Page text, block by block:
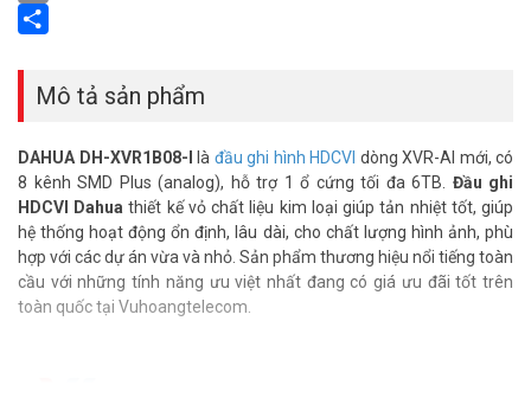
Email
Mô tả sản phẩm
DAHUA DH-XVR1B08-I là đầu ghi hình HDCVI dòng XVR-AI mới, có
8 kênh SMD Plus (analog), hỗ trợ 1 ổ cứng tối đa 6TB. Đầu ghi
HDCVI Dahua thiết kế vỏ chất liệu kim loại giúp tản nhiệt tốt, giúp
hệ thống hoạt động ổn định, lâu dài, cho chất lượng hình ảnh, phù
hợp với các dự án vừa và nhỏ. Sản phẩm thương hiệu nổi tiếng toàn
cầu với những tính năng ưu việt nhất đang có giá ưu đãi tốt trên
toàn quốc tại Vuhoangtelecom.